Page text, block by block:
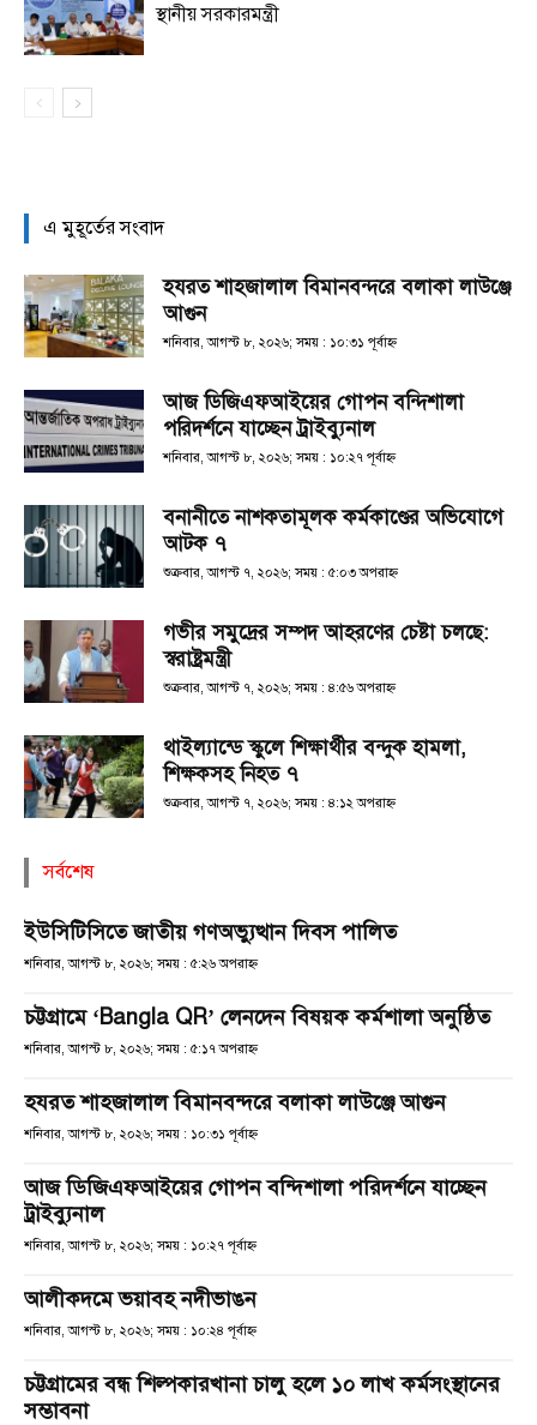
স্থানীয় সরকারমন্ত্রী
এ মুহূর্তের সংবাদ
হযরত শাহজালাল বিমানবন্দরে বলাকা লাউঞ্জে
আগুন
শনিবার, আগস্ট ৮, ২০২৬; সময় : ১০:৩১ পূর্বাহ্ণ
আজ ডিজিএফআইয়ের গোপন বন্দিশালা
পরিদর্শনে যাচ্ছেন ট্রাইব্যুনাল
শনিবার, আগস্ট ৮, ২০২৬; সময় : ১০:২৭ পূর্বাহ্ণ
বনানীতে নাশকতামূলক কর্মকাণ্ডের অভিযোগে
আটক ৭
শুক্রবার, আগস্ট ৭, ২০২৬; সময় : ৫:০৩ অপরাহ্ণ
গভীর সমুদ্রের সম্পদ আহরণের চেষ্টা চলছে:
স্বরাষ্ট্রমন্ত্রী
শুক্রবার, আগস্ট ৭, ২০২৬; সময় : ৪:৫৬ অপরাহ্ণ
থাইল্যান্ডে স্কুলে শিক্ষার্থীর বন্দুক হামলা,
শিক্ষকসহ নিহত ৭
শুক্রবার, আগস্ট ৭, ২০২৬; সময় : ৪:১২ অপরাহ্ণ
সর্বশেষ
ইউসিটিসিতে জাতীয় গণঅভ্যুত্থান দিবস পালিত
শনিবার, আগস্ট ৮, ২০২৬; সময় : ৫:২৬ অপরাহ্ণ
চট্টগ্রামে ‘Bangla QR’ লেনদেন বিষয়ক কর্মশালা অনুষ্ঠিত
শনিবার, আগস্ট ৮, ২০২৬; সময় : ৫:১৭ অপরাহ্ণ
হযরত শাহজালাল বিমানবন্দরে বলাকা লাউঞ্জে আগুন
শনিবার, আগস্ট ৮, ২০২৬; সময় : ১০:৩১ পূর্বাহ্ণ
আজ ডিজিএফআইয়ের গোপন বন্দিশালা পরিদর্শনে যাচ্ছেন
ট্রাইব্যুনাল
শনিবার, আগস্ট ৮, ২০২৬; সময় : ১০:২৭ পূর্বাহ্ণ
আলীকদমে ভয়াবহ নদীভাঙন
শনিবার, আগস্ট ৮, ২০২৬; সময় : ১০:২৪ পূর্বাহ্ণ
চট্টগ্রামের বন্ধ শিল্পকারখানা চালু হলে ১০ লাখ কর্মসংস্থানের
সম্ভাবনা